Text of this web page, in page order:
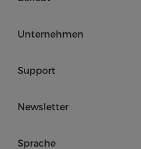
Unternehmen
Support
Newsletter
Sprache